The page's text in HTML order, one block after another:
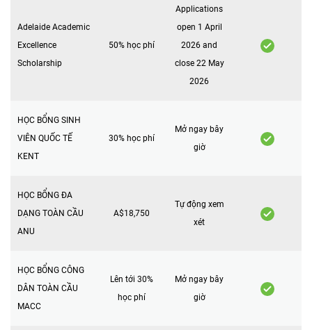
Adelaide Academic
Excellence
Scholarship
50% học phí
Applications
open 1 April
2026 and
close 22 May
2026
HỌC BỔNG SINH
VIÊN QUỐC TẾ
KENT
30% học phí
Mở ngay bây
giờ
HỌC BỔNG ĐA
DẠNG TOÀN CẦU
ANU
A$18,750
Tự động xem
xét
HỌC BỔNG CÔNG
DÂN TOÀN CẦU
MACC
Lên tới 30%
học phí
Mở ngay bây
giờ